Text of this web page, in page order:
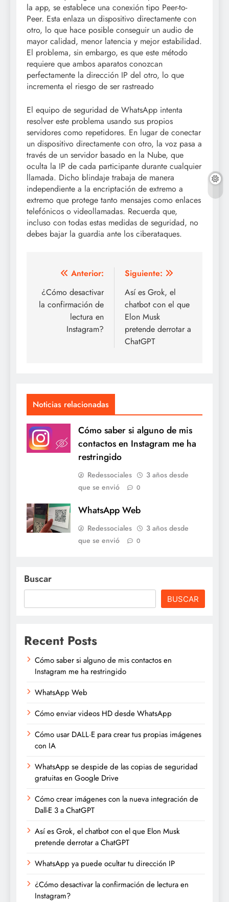
la app, se establece una conexión tipo Peer-to-
Peer. Esta enlaza un dispositivo directamente con
otro, lo que hace posible conseguir un audio de
mayor calidad, menor latencia y mejor estabilidad.
El problema, sin embargo, es que este método
requiere que ambos aparatos conozcan
perfectamente la dirección IP del otro, lo que
incrementa el riesgo de ser rastreado
El equipo de seguridad de WhatsApp intenta
resolver este problema usando sus propios
servidores como repetidores. En lugar de conectar
un dispositivo directamente con otro, la voz pasa a
través de un servidor basado en la Nube, que
oculta la IP de cada participante durante cualquier
llamada. Dicho blindaje trabaja de manera
independiente a la encriptación de extremo a
extremo que protege tanto mensajes como enlaces
telefónicos o videollamadas. Recuerda que,
incluso con todas estas medidas de seguridad, no
debes bajar la guardia ante los ciberataques.
Navegación
de
entradas
Anterior:
¿Cómo desactivar
la confirmación de
lectura en
Instagram?
Siguiente:
Así es Grok, el
chatbot con el que
Elon Musk
pretende derrotar a
ChatGPT
Noticias relacionadas
Cómo saber si alguno de mis
contactos en Instagram me ha
restringido
Redessociales
3 años desde
que se envió
0
WhatsApp Web
Redessociales
3 años desde
que se envió
0
Buscar
BUSCAR
Recent Posts
Cómo saber si alguno de mis contactos en
Instagram me ha restringido
WhatsApp Web
Cómo enviar videos HD desde WhatsApp
Cómo usar DALL·E para crear tus propias imágenes
con IA
WhatsApp se despide de las copias de seguridad
gratuitas en Google Drive
Cómo crear imágenes con la nueva integración de
Dall-E 3 a ChatGPT
Así es Grok, el chatbot con el que Elon Musk
pretende derrotar a ChatGPT
WhatsApp ya puede ocultar tu dirección IP
¿Cómo desactivar la confirmación de lectura en
Instagram?